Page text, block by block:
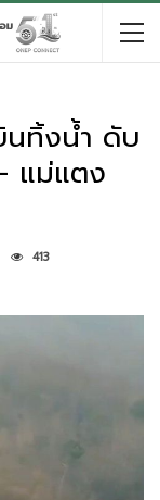
นทิ้งน้ำ ดับ
แม่แตง
413